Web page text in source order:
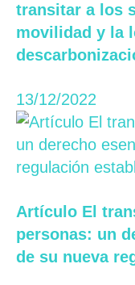
transitar a los
movilidad y la
13/12/2022
Artículo El
personas: un
de su nueva